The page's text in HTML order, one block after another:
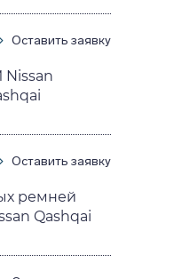
Оставить заявку
Оставить заявку
ремней
Qashqai